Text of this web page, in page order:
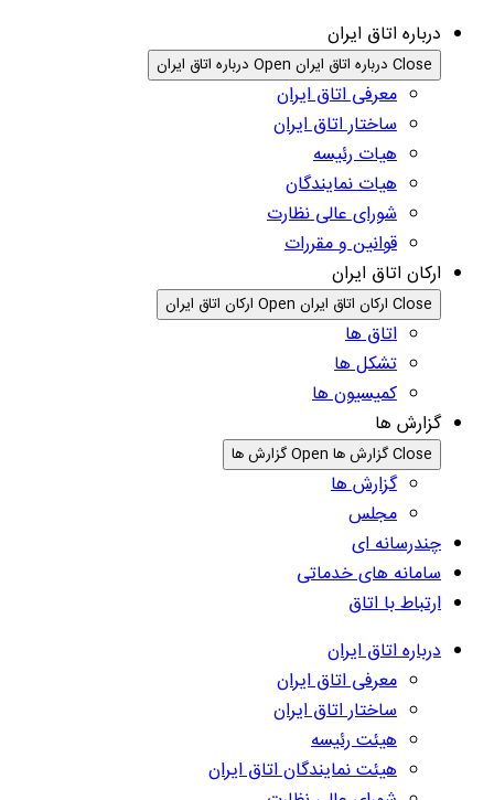
درباره اتاق ایران
Close درباره اتاق ایران Open درباره اتاق ایران
معرفی اتاق ایران
ساختار اتاق ایران
هیات رئیسه
هیات نمایندگان
شورای عالی نظارت
قوانین و مقررات
ارکان اتاق ایران
Close ارکان اتاق ایران Open ارکان اتاق ایران
اتاق ها
تشکل ها
کمیسیون ها
گزارش ها
Close گزارش ها Open گزارش ها
گزارش ها
مجلس
چندرسانه ای
سامانه های خدماتی
ارتباط با اتاق
درباره اتاق ایران
معرفی اتاق ایران
ساختار اتاق ایران
هیئت رئیسه
هیئت نمایندگان اتاق ایران